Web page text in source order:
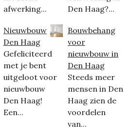
afwerking...
Nieuwbouw
Den Haag
Gefeliciteerd
met je bent
uitgeloot voor
nieuwbouw
Den Haag!
Een...
Den Haag?...
Bouwbehang
voor
nieuwbouw in
Den Haag
Steeds meer
mensen in Den
Haag zien de
voordelen
van...